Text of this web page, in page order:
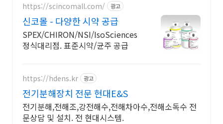
https://scincomall.com/ 광고
신코몰 - 다양한 시약 공급
SPEX/CHIRON/NSI/IsoSciences
정식대리점. 표준시약/균주 공급
https://hdens.kr 광고
전기분해장치 전문 현대E&S
전기분해,전해조,강전해수,전해차아수,전해소독수 전
문상담 및 설치. 전 현대시스템.